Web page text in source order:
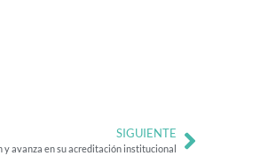
SIGUIENTE
avanza en su acreditación institucional